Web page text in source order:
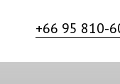
+66 95 810-